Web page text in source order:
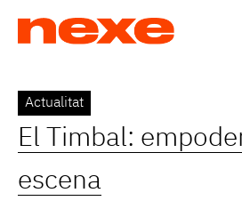
Back
to
top
Actualitat
El Timbal:
escena